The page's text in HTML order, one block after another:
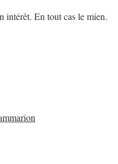
intérêt. En tout cas le mien.